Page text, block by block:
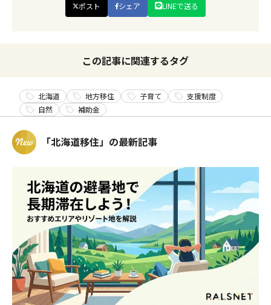
ポスト シェア LINEで送る
この記事に関連するタグ
北海道 地方移住 子育て
支援制度
自然
補助金
「北海道移住」の最新記事